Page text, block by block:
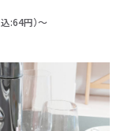
込:64円）～